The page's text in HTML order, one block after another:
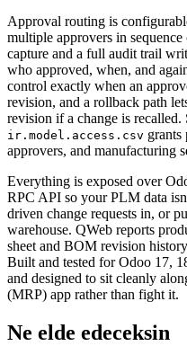
Approval routing is
multiple approvers in
capture and a full audit trail
who approved, when, and
control exactly when an
revision, and a rollback path
revision if a change is
ir.model.access.csv grants
approvers, and manufacturing
Everything is exposed over
RPC API so your PLM data
driven change requests in, or
warehouse. QWeb reports
sheet and BOM revision
Built and tested for Odoo 17,
and designed to sit cleanly
(MRP) app rather than fight it.
Ne elde edeceksin